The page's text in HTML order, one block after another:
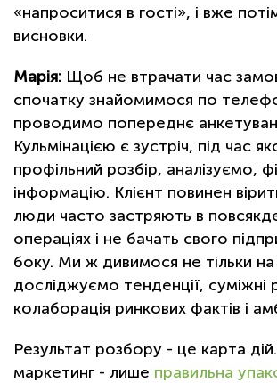
«напроситися в гості», і вже
висновки.
Марія: Щоб не втрачати час
спочатку знайомимося по
проводимо попереднє
Кульмінацією є зустріч, під час
профільний розбір, аналізуємо,
інформацію. Клієнт повинен
люди часто застряють в
операціях і не бачать свого
боку. Ми ж дивимося не тільки на
досліджуємо тенденції, суміжні
колаборація ринкових фактів і
Результат розбору - це карта
маркетинг - лише правильна